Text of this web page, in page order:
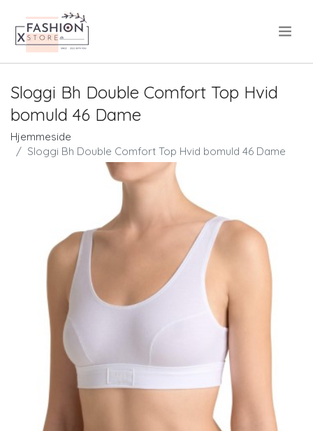
Sloggi Bh Double Comfort Top Hvid
bomuld 46 Dame
Hjemmeside
Sloggi Bh Double Comfort Top Hvid bomuld 46 Dame